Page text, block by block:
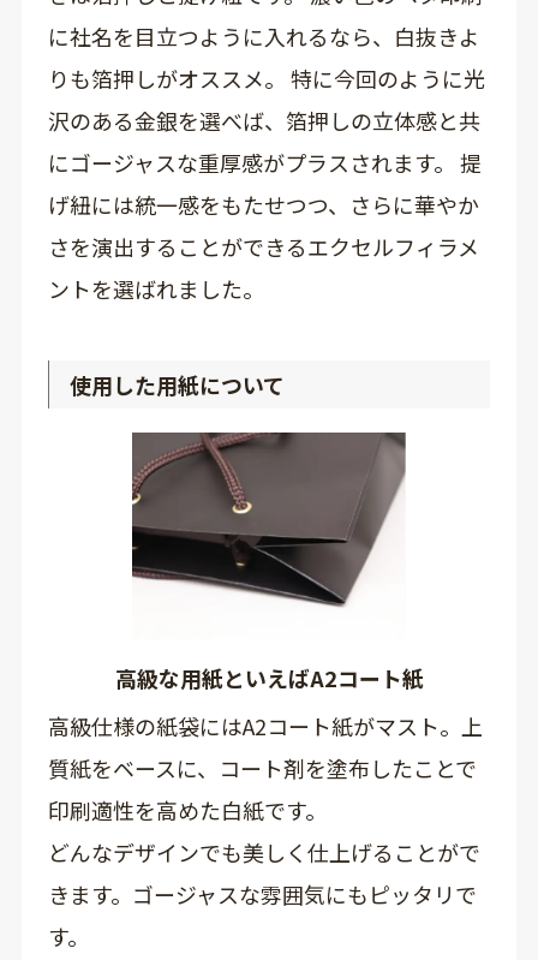
に社名を目立つように入れるなら、白抜きよ
りも箔押しがオススメ。 特に今回のように光
沢のある金銀を選べば、箔押しの立体感と共
にゴージャスな重厚感がプラスされます。 提
げ紐には統一感をもたせつつ、さらに華やか
さを演出することができるエクセルフィラメ
ントを選ばれました。
使用した用紙について
高級な用紙といえばA2コート紙
高級仕様の紙袋にはA2コート紙がマスト。上
質紙をベースに、コート剤を塗布したことで
印刷適性を高めた白紙です。
どんなデザインでも美しく仕上げることがで
きます。ゴージャスな雰囲気にもピッタリで
す。